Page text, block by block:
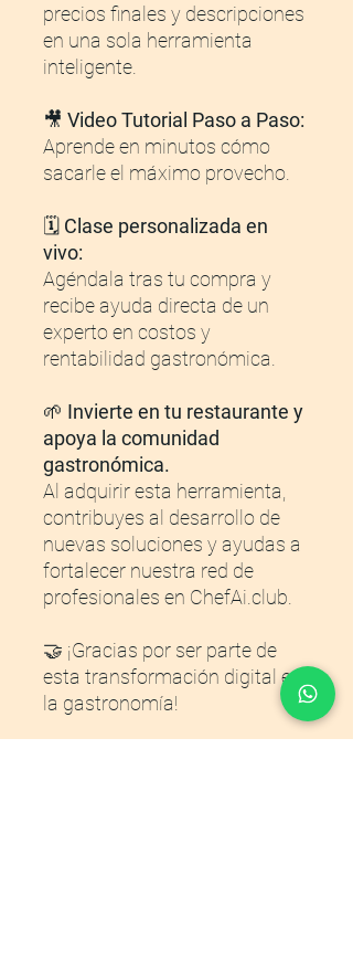
precios finales y descripciones
en una sola herramienta
inteligente.
🎥 Video Tutorial Paso a Paso:
Aprende en minutos cómo
sacarle el máximo provecho.
🗓️ Clase personalizada en
vivo:
Agéndala tras tu compra y
recibe ayuda directa de un
experto en costos y
rentabilidad gastronómica.
🌱 Invierte en tu restaurante y
apoya la comunidad
gastronómica.
Al adquirir esta herramienta,
contribuyes al desarrollo de
nuevas soluciones y ayudas a
fortalecer nuestra red de
profesionales en ChefAi.club.
🤝 ¡Gracias por ser parte de
esta transformación digital en
la gastronomía!